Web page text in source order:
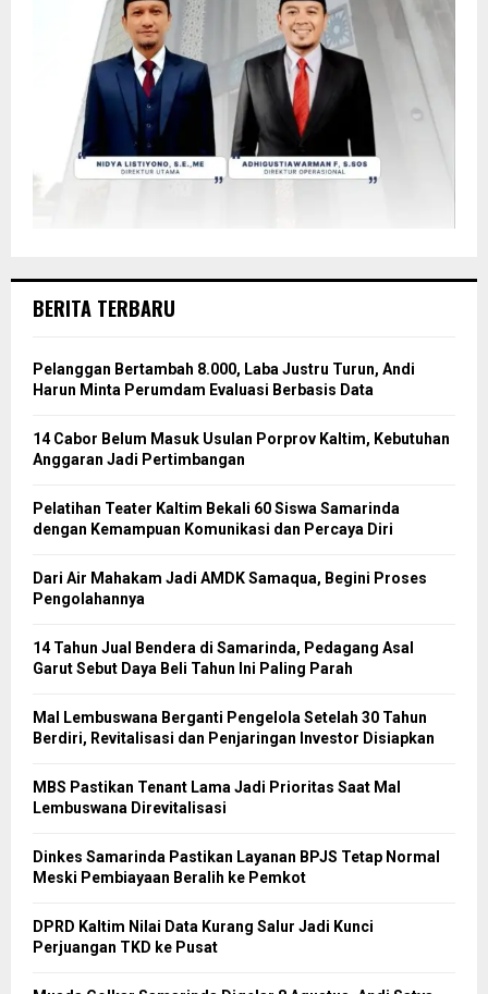
BERITA TERBARU
Pelanggan Bertambah 8.000, Laba Justru Turun, Andi
Harun Minta Perumdam Evaluasi Berbasis Data
14 Cabor Belum Masuk Usulan Porprov Kaltim, Kebutuhan
Anggaran Jadi Pertimbangan
Pelatihan Teater Kaltim Bekali 60 Siswa Samarinda
dengan Kemampuan Komunikasi dan Percaya Diri
Dari Air Mahakam Jadi AMDK Samaqua, Begini Proses
Pengolahannya
14 Tahun Jual Bendera di Samarinda, Pedagang Asal
Garut Sebut Daya Beli Tahun Ini Paling Parah
Mal Lembuswana Berganti Pengelola Setelah 30 Tahun
Berdiri, Revitalisasi dan Penjaringan Investor Disiapkan
MBS Pastikan Tenant Lama Jadi Prioritas Saat Mal
Lembuswana Direvitalisasi
Dinkes Samarinda Pastikan Layanan BPJS Tetap Normal
Meski Pembiayaan Beralih ke Pemkot
DPRD Kaltim Nilai Data Kurang Salur Jadi Kunci
Perjuangan TKD ke Pusat